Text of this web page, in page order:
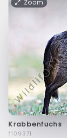
Zoom
Krabbenfuchs
f109371